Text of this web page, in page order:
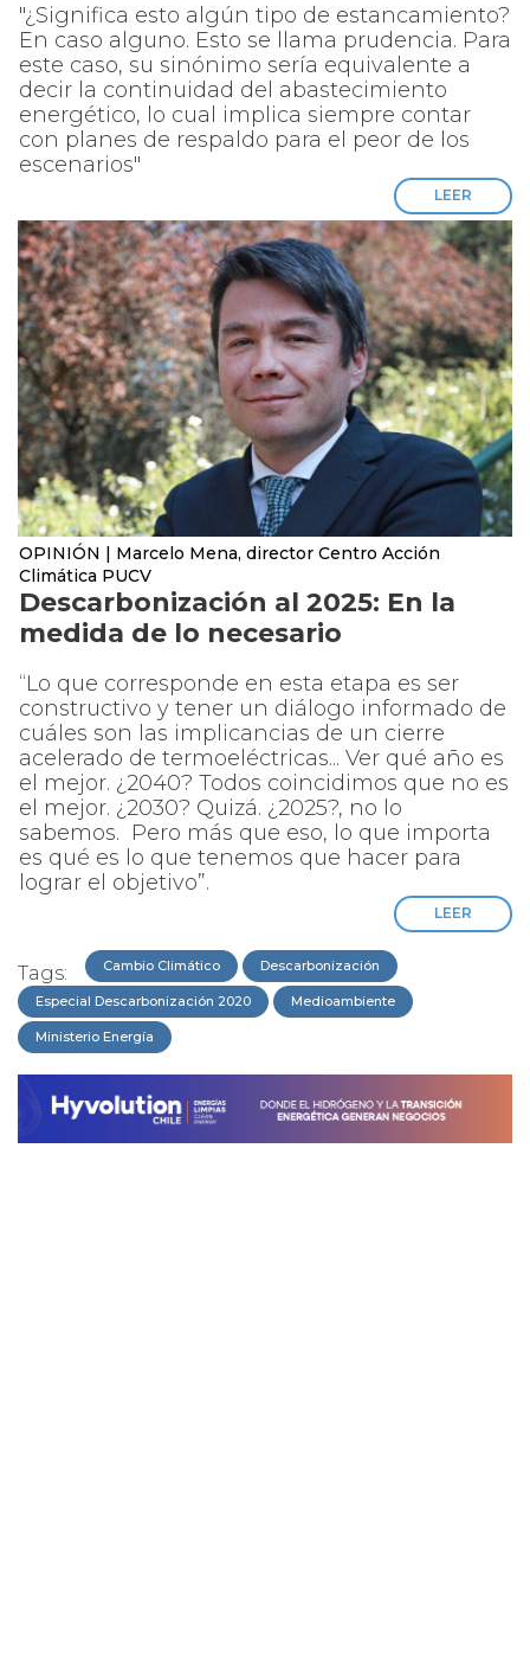
"¿Significa esto algún tipo de estancamiento?
En caso alguno. Esto se llama prudencia. Para
este caso, su sinónimo sería equivalente a
decir la continuidad del abastecimiento
energético, lo cual implica siempre contar
con planes de respaldo para el peor de los
escenarios"
LEER
OPINIÓN | Marcelo Mena, director Centro Acción
Climática PUCV
Descarbonización al 2025: En la
medida de lo necesario
“Lo que corresponde en esta etapa es ser
constructivo y tener un diálogo informado de
cuáles son las implicancias de un cierre
acelerado de termoeléctricas... Ver qué año es
el mejor. ¿2040? Todos coincidimos que no es
el mejor. ¿2030? Quizá. ¿2025?, no lo
sabemos. Pero más que eso, lo que importa
es qué es lo que tenemos que hacer para
lograr el objetivo”.
LEER
Tags: Cambio Climático Descarbonización
Especial Descarbonización 2020 Medioambiente
Ministerio Energía